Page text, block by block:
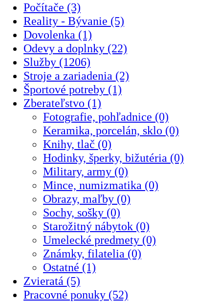
Počítače (3)
Reality - Bývanie (5)
Dovolenka (1)
Odevy a doplnky (22)
Služby (1206)
Stroje a zariadenia (2)
Športové potreby (1)
Zberateľstvo (1)
Fotografie, pohľadnice (0)
Keramika, porcelán, sklo (0)
Knihy, tlač (0)
Hodinky, šperky, bižutéria (0)
Military, army (0)
Mince, numizmatika (0)
Obrazy, maľby (0)
Sochy, sošky (0)
Starožitný nábytok (0)
Umelecké predmety (0)
Známky, filatelia (0)
Ostatné (1)
Zvieratá (5)
Pracovné ponuky (52)